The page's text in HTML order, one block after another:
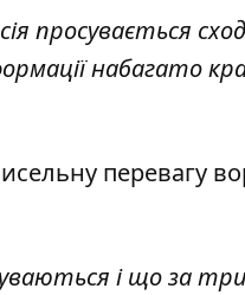
просувається
набагато
перевагу
і що за